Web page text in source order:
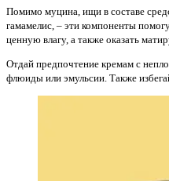
Помимо муцина, ищи в составе
гамамелис, – эти компоненты
ценную влагу, а также оказать
Отдай предпочтение кремам с
флюиды или эмульсии. Также